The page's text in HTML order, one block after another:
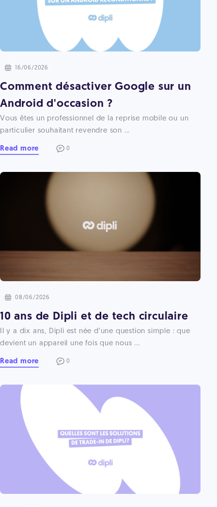
16/06/2026
Comment désactiver Google sur un
Android d'occasion ?
Vous êtes un professionnel de la reprise mobile ou un
particulier souhaitant revendre son ...
Read more 0
08/06/2026
10 ans de Dipli et de tech circulaire
Il y a dix ans, Dipli est née d’une question simple : que
devient un appareil une fois que nous ...
Read more 0